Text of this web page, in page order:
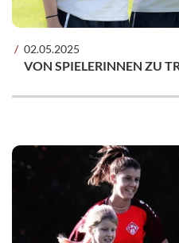
02.05.2025
VON SPIELERINNEN ZU